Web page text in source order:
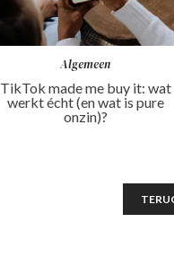
Algemeen
TikTok made me buy it: wat
werkt écht (en wat is pure
onzin)?